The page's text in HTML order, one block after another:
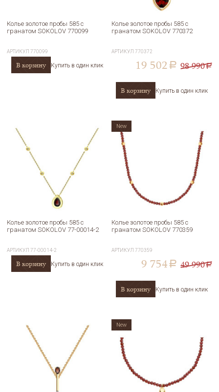
Колье золотое пробы 585 с
гранатом SOKOLOV 770099
АРТИКУЛ 770099
В корзину Купить в один клик
Колье золотое пробы 585 с
гранатом SOKOLOV 770372
АРТИКУЛ 770372
19 502 a 98 990a
В корзину Купить в один клик
Колье золотое пробы 585 с
гранатом SOKOLOV 77-00014-2
АРТИКУЛ77-00014-2
В корзину Купить в один клик
Колье золотое пробы 585 с
гранатом SOKOLOV 770359
АРТИКУЛ770359
9 754 a 49 990a
В корзину Купить в один клик
New
New